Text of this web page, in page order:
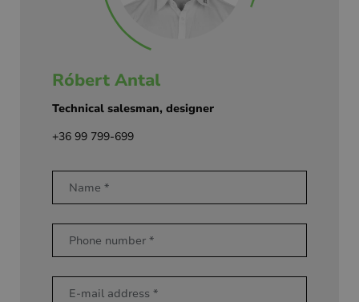
Róbert Antal
Technical salesman, designer
+36 99 799-699